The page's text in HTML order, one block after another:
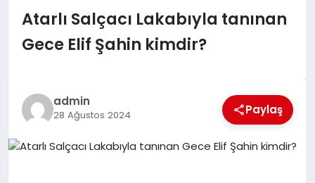
SAĞLIK
TEKNOLOJI
DÜNYA
Atarlı Salçacı Lakabıyla tanınan
Gece Elif Şahin kimdir?
admin
28 Ağustos 2024 Paylaş